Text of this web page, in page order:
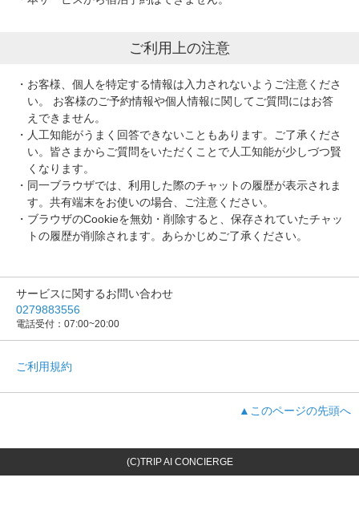
ご利用上の注意
お客様、個人を特定する情報は入力されないようご注意くださ
い。 お客様のご予約情報や個人情報に関してご質問にはお答
えできません。
人工知能がうまく回答できないこともあります。ご了承くださ
い。皆さまからご質問をいただくことで人工知能が少しづつ賢
くなります。
同一ブラウザでは、利用した際のチャットの履歴が表示されま
す。共有端末をお使いの場合、ご注意ください。
ブラウザのCookieを無効・削除すると、保存されていたチャッ
トの履歴が削除されます。あらかじめご了承ください。
サービスに関するお問い合わせ
0279883556
電話受付：07:00~20:00
ご利用規約
▲このページの先頭へ
(C)TRIP AI CONCIERGE